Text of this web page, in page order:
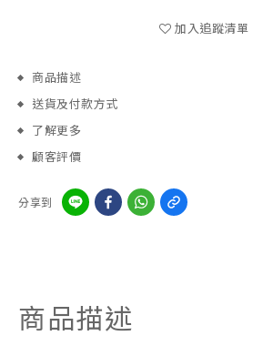
加入追蹤清單
商品描述
送貨及付款方式
了解更多
顧客評價
分享到
商品描述